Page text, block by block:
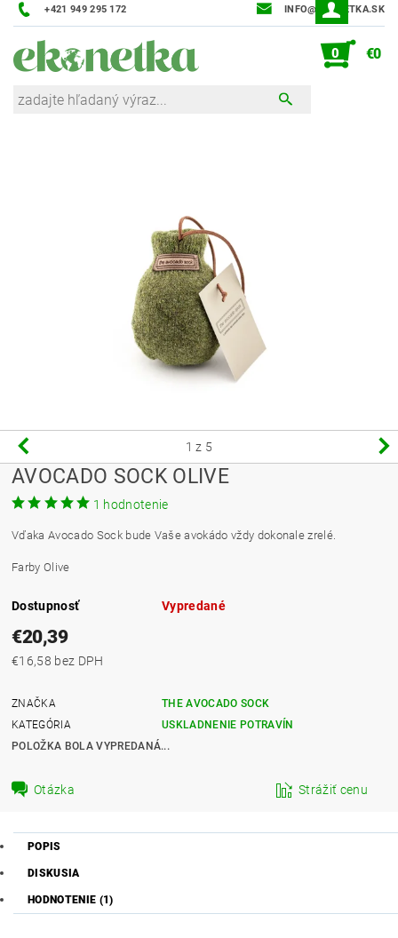
+421 949 295 172 INFO@EKONETKA.SK
0 €0
1 z 5
AVOCADO SOCK OLIVE
1 hodnotenie
Vďaka Avocado Sock bude Vaše avokádo vždy dokonale zrelé.
Farby Olive
Dostupnosť Vypredané
€20,39
€16,58 bez DPH
ZNAČKA
THE AVOCADO SOCK
KATEGÓRIA
USKLADNENIE POTRAVÍN
POLOŽKA BOLA VYPREDANÁ...
Otázka Strážiť cenu
POPIS
DISKUSIA
HODNOTENIE (1)